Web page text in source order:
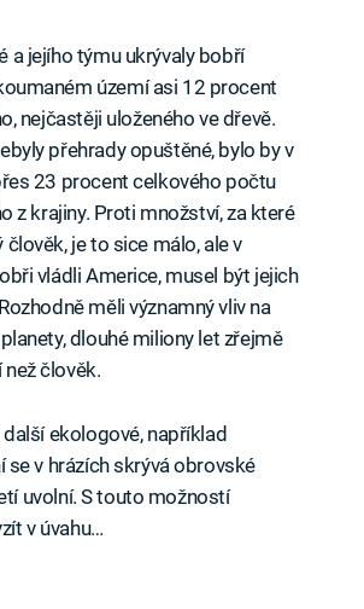
a jejího týmu ukrývaly bobří
území asi 12 procent
nejčastěji uloženého ve dřevě.
přehrady opuštěné, bylo by v
23 procent celkového počtu
z krajiny. Proti množství, za které
člověk, je to sice málo, ale v
vládli Americe, musel být jejich
měli významný vliv na
dlouhé miliony let zřejmě
člověk.
ekologové, například
v hrázích skrývá obrovské
uvolní. S touto možností
v úvahu…